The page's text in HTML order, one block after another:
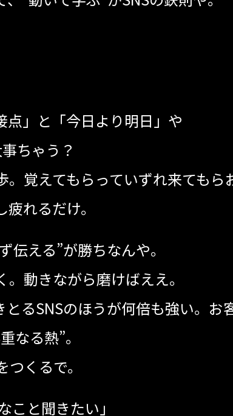
点」と「今日より明日」や
ちゃう？
覚えてもらっていずれ来てもら
れるだけ。
伝える”が勝ちなんや。
動きながら磨けばええ。
とるSNSのほうが何倍も強い。お
なる熱”。
くるで。
と聞きたい」⁡⁡⁡⁡⁡⁡⁡⁡⁡⁡⁡⁡⁡⁡⁡⁡⁡⁡⁡